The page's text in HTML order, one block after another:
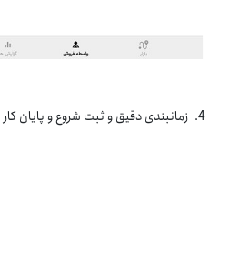
4. زمانبندی دقیق و ثبت شروع و پایان کار بازار به واسطه فروش